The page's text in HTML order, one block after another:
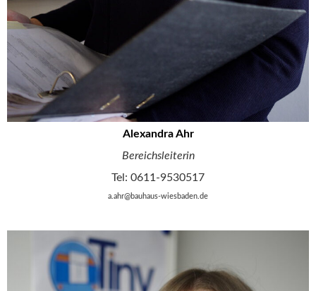
Alexandra Ahr
Bereichsleiterin
Tel: 0611-9530517
a.ahr@bauhaus-wiesbaden.de